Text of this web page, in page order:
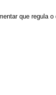
que regula o